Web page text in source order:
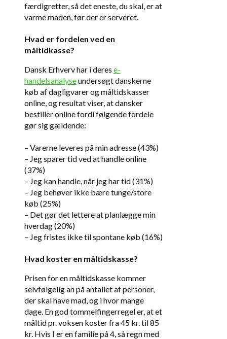
færdigretter, så det eneste, du skal, er at
varme maden, før der er serveret.
Hvad er fordelen ved en
måltidkasse?
Dansk Erhverv har i deres e-
handelsanalyseundersøgt danskerne
køb af dagligvarer og måltidskasser
online, og resultat viser, at dansker
bestiller online fordi følgende fordele
gør sig gældende:
– Varerne leveres på min adresse (43%)
– Jeg sparer tid ved at handle online
(37%)
– Jeg kan handle, når jeg har tid (31%)
– Jeg behøver ikke bære tunge/store
køb (25%)
– Det gør det lettere at planlægge min
hverdag (20%)
– Jeg fristes ikke til spontane køb (16%)
Hvad koster en måltidskasse?
Prisen for en måltidskasse kommer
selvfølgelig an på antallet af personer,
der skal have mad, og i hvor mange
dage. En god tommelfingerregel er, at et
måltid pr. voksen koster fra 45 kr. til 85
kr. Hvis I er en familie på 4, så regn med